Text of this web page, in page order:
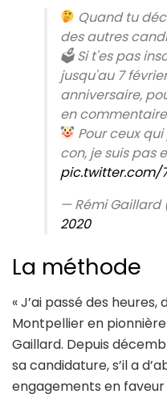
Quand tu
des autres
🗳 Si t'es pas
jusqu'au 7
anniversaire,
en
Pour ceux
con, je suis pas
pic.twitter.com/
— Rémi Gaillard
2020
La méthode
« J’ai passé des
Montpellier en
Gaillard. Depuis
sa candidature, s’il a
engagements en